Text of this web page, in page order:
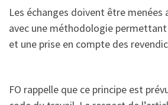
Les échanges doivent être menées
avec une méthodologie permettant
et une prise en compte des
FO rappelle que ce principe est